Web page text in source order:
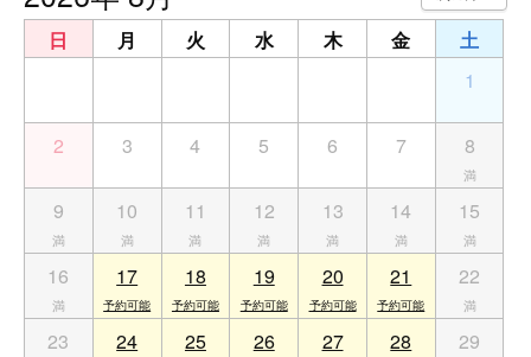
日 月 火 水 木 金
土
1
2 3 4 5 6 7 8
9 10 11 12 13 14 15
16 17 18 19 20 21 22
23 24 25 26 27 28 29